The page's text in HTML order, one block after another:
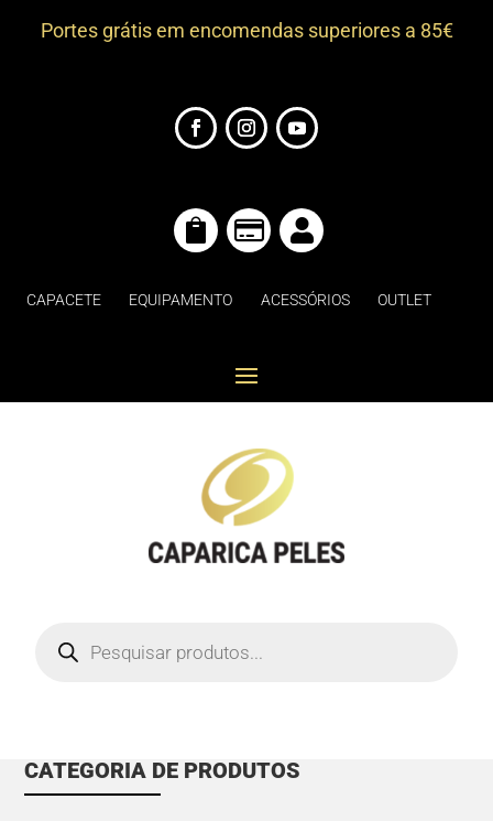
Portes grátis em encomendas superiores a 85€
  
CAPACETE EQUIPAMENTO ACESSÓRIOS OUTLET
search
CATEGORIA DE PRODUTOS